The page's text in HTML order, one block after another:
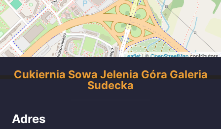
Leaflet| ©OpenStreetMapcontributors
Cukiernia Sowa Jelenia Góra Galeria
Sudecka
Adres